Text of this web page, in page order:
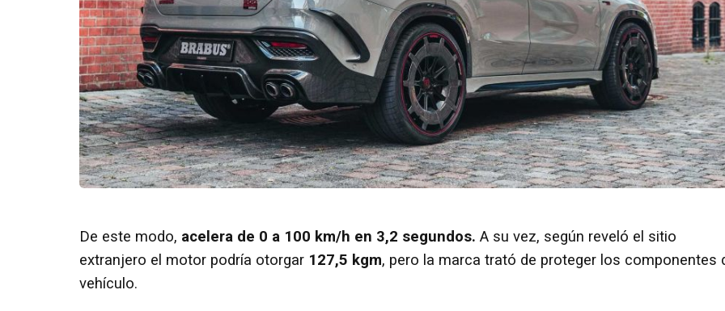
De este modo, acelera de 0 a 100 km/h en 3,2 segundos. A su vez, según reveló el sitio
extranjero el motor podría otorgar 127,5 kgm, pero la marca trató de proteger los componentes
vehículo.